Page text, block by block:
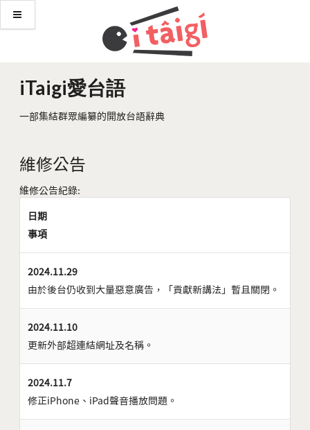
iTaigi愛台語
一部集結群眾編纂的開放台語辭典
維修公告
維修公告紀錄:
日期
事項
2024.11.29
由於後台仍收到大量惡意廣告，「貢獻新講法」暫且關閉。
2024.11.10
更新外部超連結網址及名稱。
2024.11.7
修正iPhone、iPad聲音播放問題。